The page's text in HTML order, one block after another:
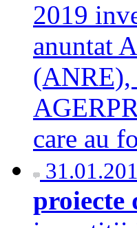
2019
anuntat
(ANRE),
care au